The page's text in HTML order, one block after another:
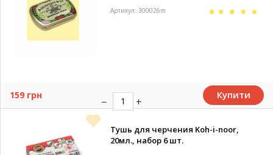
Артикул: 300026m
159 грн Купити
Тушь для черчения Koh-i-noor,
20мл., набор 6 шт.